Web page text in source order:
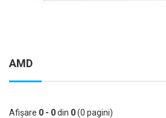
AMD
Afişare 0 - 0din 0(0 pagini)